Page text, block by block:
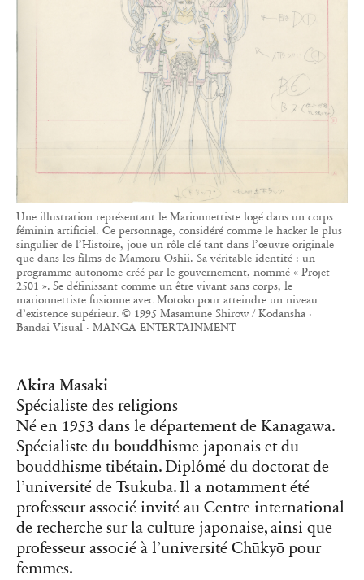
Une illustration représentant le Marionnettiste logé dans un corps
féminin artificiel. Ce personnage, considéré comme le hacker le plus
singulier de l’Histoire, joue un rôle clé tant dans l’œuvre originale
que dans les films de Mamoru Oshii. Sa véritable identité : un
programme autonome créé par le gouvernement, nommé « Projet
2501 ». Se définissant comme un être vivant sans corps, le
marionnettiste fusionne avec Motoko pour atteindre un niveau
d’existence supérieur. © 1995 Masamune Shirow / Kodansha ·
Bandai Visual · MANGA ENTERTAINMENT
Akira Masaki
Spécialiste des religions
Né en 1953 dans le département de Kanagawa.
Spécialiste du bouddhisme japonais et du
bouddhisme tibétain. Diplômé du doctorat de
l’université de Tsukuba. Il a notamment été
professeur associé invité au Centre international
de recherche sur la culture japonaise, ainsi que
professeur associé à l’université Chūkyō pour
femmes.